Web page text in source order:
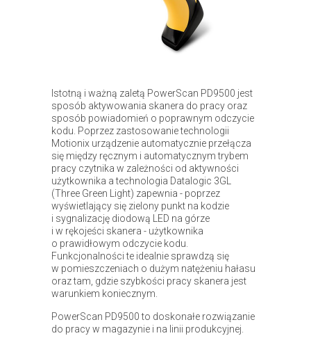
Istotną i ważną zaletą PowerScan PD9500 jest
sposób aktywowania skanera do pracy oraz
sposób powiadomień o poprawnym odczycie
kodu. Poprzez zastosowanie technologii
Motionix urządzenie automatycznie przełącza
się między ręcznym i automatycznym trybem
pracy czytnika w zależności od aktywności
użytkownika a technologia Datalogic 3GL
(Three Green Light) zapewnia - poprzez
wyświetlający się zielony punkt na kodzie
i sygnalizację diodową LED na górze
i w rękojeści skanera - użytkownika
o prawidłowym odczycie kodu.
Funkcjonalności te idealnie sprawdzą się
w pomieszczeniach o dużym natężeniu hałasu
oraz tam, gdzie szybkości pracy skanera jest
warunkiem koniecznym.
PowerScan PD9500 to doskonałe rozwiązanie
do pracy w magazynie i na linii produkcyjnej.